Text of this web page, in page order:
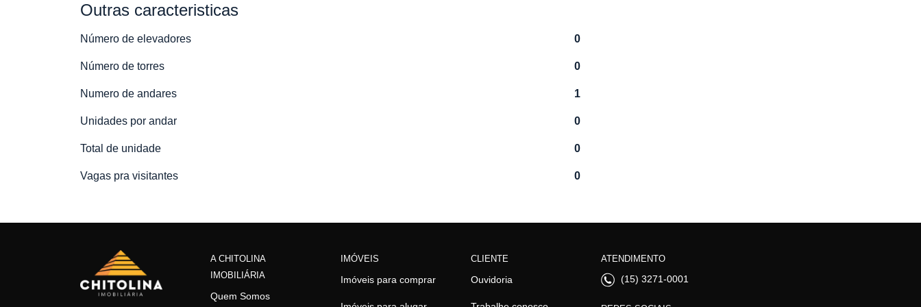
Outras caracteristicas
Número de elevadores 0
Número de torres 0
Numero de andares 1
Unidades por andar 0
Total de unidade 0
Vagas pra visitantes 0
A CHITOLINA
IMOBILIÁRIA
Quem Somos
IMÓVEIS
Imóveis para comprar
CLIENTE
Ouvidoria
ATENDIMENTO
(15) 3271-0001